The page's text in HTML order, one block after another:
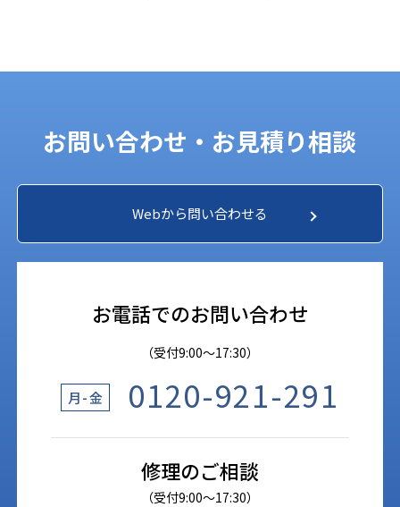
お問い合わせ・お見積り相談
Webから問い合わせる
お電話でのお問い合わせ
（受付9:00〜17:30）
月-金 0120-921-291
修理のご相談
（受付9:00〜17:30）